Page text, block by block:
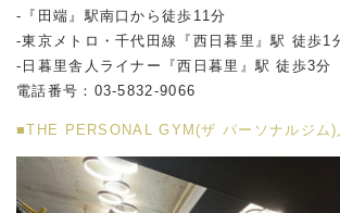
-『田端』駅南口から徒歩11分
-東京メトロ・千代田線『西日暮里』駅 徒歩1
-日暮里舎人ライナー『西日暮里』駅 徒歩3分
電話番号：03-5832-9066
■THE PERSONAL GYM(ザ パーソナルジム)